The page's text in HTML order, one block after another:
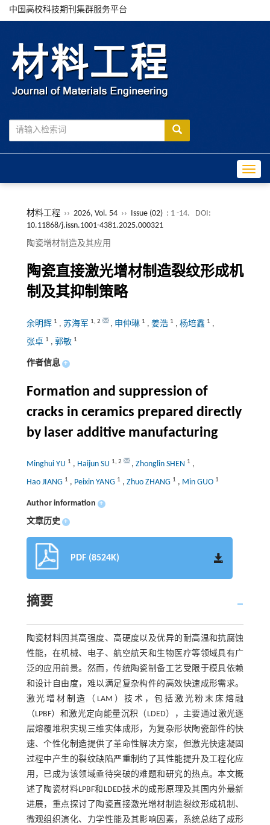
中国高校科技期刊集群服务平台
材料工程 ›› 2026, Vol. 54 ›› Issue (02) : 1 -14.
DOI:
10.11868/j.issn.1001-4381.2025.000321
陶瓷增材制造及其应用
陶瓷直接激光增材制造裂纹形成机
制及其抑制策略
余明辉 1 , 苏海军 1, 2 , 申仲琳 1 , 姜浩 1 , 杨培鑫 1 ,
张卓 1 , 郭敏 1
作者信息 +
Formation and suppression of
cracks in ceramics prepared directly
by laser additive manufacturing
Minghui YU 1 , Haijun SU 1, 2 , Zhonglin SHEN 1 ,
Hao JIANG 1 , Peixin YANG 1 , Zhuo ZHANG 1 , Min GUO 1
Author information +
文章历史 +
PDF (8524K)
摘要
陶瓷材料因其高强度、高硬度以及优异的耐高温和抗腐蚀
性能，在机械、电子、航空航天和生物医疗等领域具有广
泛的应用前景。然而，传统陶瓷制备工艺受限于模具依赖
和设计自由度，难以满足复杂构件的高效快速成形需求。
激光增材制造（LAM）技术，包括激光粉末床熔融
（LPBF）和激光定向能量沉积（LDED），主要通过激光逐
层熔覆堆积实现三维实体成形，为复杂形状陶瓷部件的快
速、个性化制造提供了革命性解决方案，但激光快速凝固
过程中产生的裂纹缺陷严重制约了其性能提升及工程化应
用，已成为该领域亟待突破的难题和研究的热点。本文概
述了陶瓷材料LPBF和LDED技术的成形原理及其国内外最新
进展，重点探讨了陶瓷直接激光增材制造裂纹形成机制、
微观组织演化、力学性能及其影响因素，系统总结了成形